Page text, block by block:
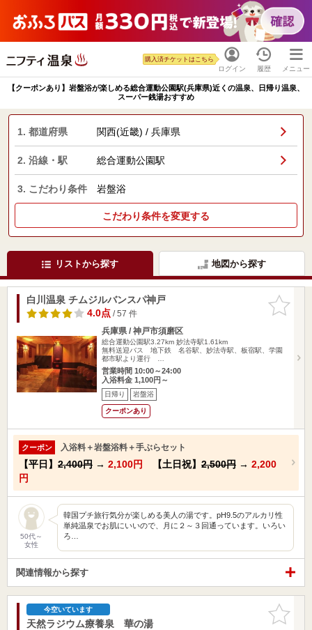
ログイン
購入済チケットはこちら
履歴 メニュー
【クーポンあり】岩盤浴が楽しめる総合運動公園駅(兵庫県)近くの温泉、日帰り温泉、
スーパー銭湯おすすめ
1. 都道府県 関西(近畿) / 兵庫県
2. 沿線・駅 総合運動公園駅
3. こだわり条件 岩盤浴
こだわり条件を変更する
リストから探す 地図から探す
お気に入
りに追加
白川温泉 チムジルバンスパ神戸
4.0点/ 57 件
兵庫県 / 神戸市須磨区
総合運動公園駅3.27km 妙法寺駅1.61km
無料送迎バス 地下鉄 名谷駅、妙法寺駅、板宿駅、学園
都市駅より運行 …
営業時間 10:00～24:00
入浴料金 1,100円～
日帰り 岩盤浴
クーポンあり
クーポン 入浴料＋岩盤浴料＋手ぶらセット
【平日】 2,400円 → 2,100円 【土日祝】 2,500円 → 2,200
円
50代～
女性
韓国プチ旅行気分が楽しめる美人の湯です。pH9.5のアルカリ性
単純温泉でお肌にいいので、月に２～３回通っています。いろい
ろ…
関連情報から探す
お気に入
りに追加
今空いています
天然ラジウム療養泉 華の湯